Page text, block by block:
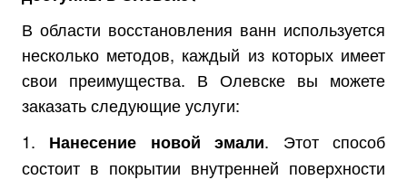
В области восстановления ванн используется
несколько методов, каждый из которых имеет
свои преимущества. В Олевске вы можете
заказать следующие услуги:
1. Нанесение новой эмали. Этот способ
состоит в покрытии внутренней поверхности